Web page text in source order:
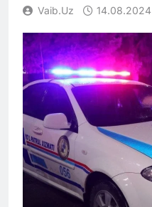
Vaib.uz 14.08.2024